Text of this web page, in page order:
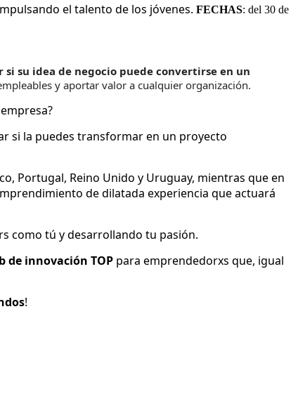
el talento de los jóvenes. FECHAS: del 30 de
si su idea de negocio puede convertirse en un
y aportar valor a cualquier organización.
si la puedes transformar en un proyecto
Portugal, Reino Unido y Uruguay, mientras que en
de dilatada experiencia que actuará
como tú y desarrollando tu pasión.
de innovación TOP para emprendedorxs que, igual
!